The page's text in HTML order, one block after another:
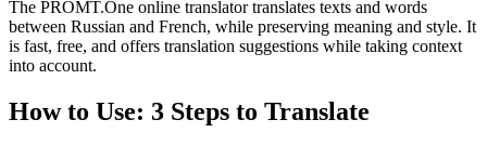
The PROMT.One online translator translates texts and words
between Russian and French, while preserving meaning and style. It
is fast, free, and offers translation suggestions while taking context
into account.
How to Use: 3 Steps to Translate